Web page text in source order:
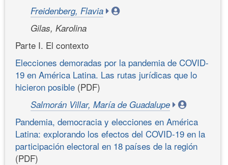
Freidenberg, Flavia
Gilas, Karolina
Parte I. El contexto
Elecciones demoradas por la pandemia de COVID-
19 en América Latina. Las rutas jurídicas que lo
hicieron posible (PDF)
Salmorán Villar, María de Guadalupe
Pandemia, democracia y elecciones en América
Latina: explorando los efectos del COVID-19 en la
participación electoral en 18 países de la región
(PDF)